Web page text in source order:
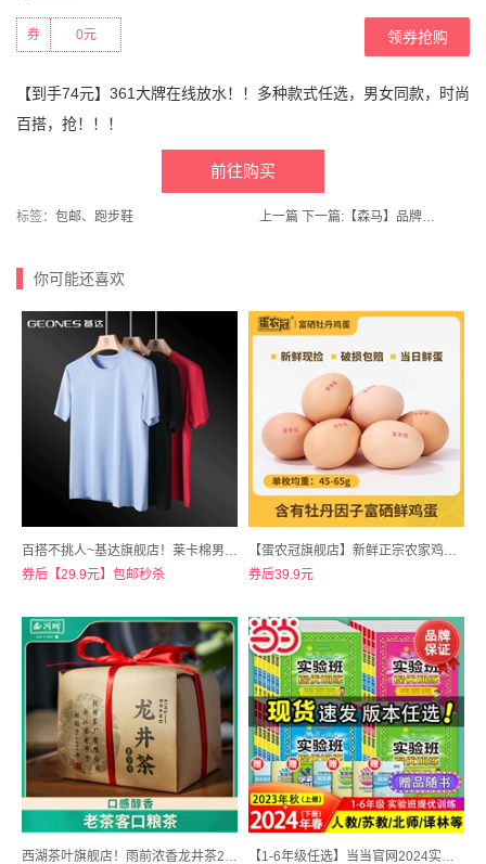
0元
券 领券抢购
【到手74元】361大牌在线放水！！多种款式任选，男女同款，时尚
百搭，抢！！！
前往购买
标签： 包邮、 跑步鞋 上一篇 下一篇: 【森马】品牌男女鞋运动鞋老爹鞋马丁靴
你可能还喜欢
百搭不挑人~基达旗舰店！莱卡棉男女款百搭T恤打底衫
券后【29.9元】包邮秒杀
【蛋农冠旗舰店】新鲜正宗农家鸡蛋牡丹礼盒30枚
券后39.9元
西湖茶叶旗舰店！雨前浓香龙井茶200g有礼袋 【1-6年级任选】当当官网2024实验班提优训练